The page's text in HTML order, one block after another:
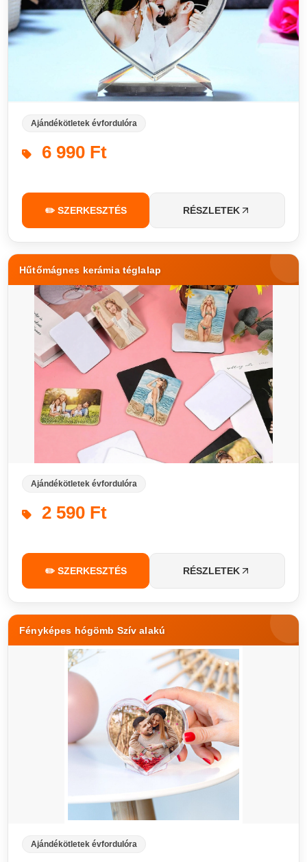
Ajándékötletek évfordulóra
6 990 Ft
✏️ SZERKESZTÉS RÉSZLETEK
Hűtőmágnes kerámia téglalap
Ajándékötletek évfordulóra
2 590 Ft
✏️ SZERKESZTÉS RÉSZLETEK
Fényképes hógömb Szív alakú
Ajándékötletek évfordulóra